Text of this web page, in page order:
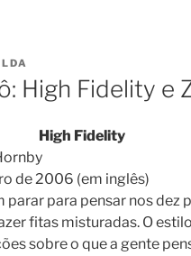
High Fidelity e
High Fidelity
de 2006 (em inglês)
parar para pensar nos
fitas misturadas. O
sobre o que a gente